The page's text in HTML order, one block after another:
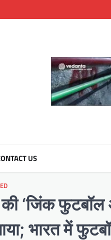
US
की ‘जिंक
भारत में